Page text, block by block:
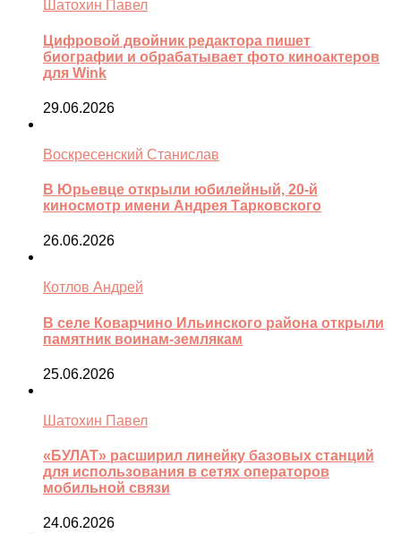
Шатохин Павел
Цифровой двойник редактора пишет
биографии и обрабатывает фото киноактеров
для Wink
29.06.2026
Воскресенский Станислав
В Юрьевце открыли юбилейный, 20-й
киносмотр имени Андрея Тарковского
26.06.2026
Котлов Андрей
В селе Коварчино Ильинского района открыли
памятник воинам-землякам
25.06.2026
Шатохин Павел
«БУЛАТ» расширил линейку базовых станций
для использования в сетях операторов
мобильной связи
24.06.2026